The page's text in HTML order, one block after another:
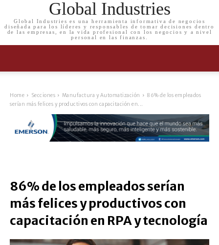
Global Industries
Global Industries es una herramienta informativa de negocios
diseñada para los líderes y responsables de tomar decisiones dentro
de las empresas, en la vida profesional con los negocios y a nivel
personal en las finanzas.
Home Secciones Manufactura y Automatización
86% de los empleados
serían más felices y productivos con capacitación en...
86% de los empleados serían
más felices y productivos con
capacitación en RPA y tecnología